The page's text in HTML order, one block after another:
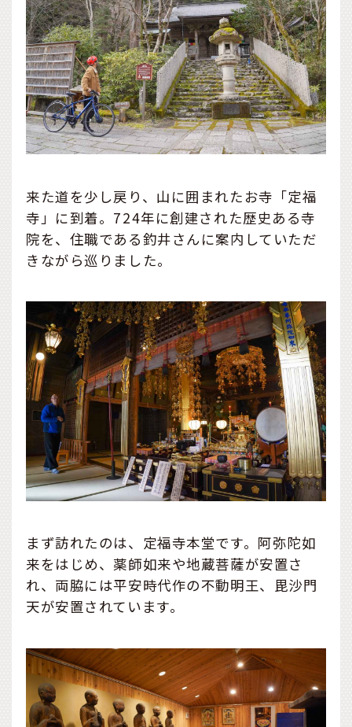
来た道を少し戻り、山に囲まれたお寺「定福
寺」に到着。724年に創建された歴史ある寺
院を、住職である釣井さんに案内していただ
きながら巡りました。
まず訪れたのは、定福寺本堂です。阿弥陀如
来をはじめ、薬師如来や地蔵菩薩が安置さ
れ、両脇には平安時代作の不動明王、毘沙門
天が安置されています。